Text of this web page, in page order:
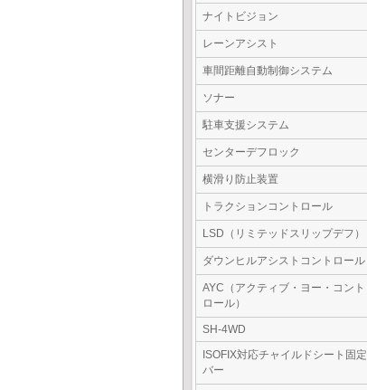
ナイトビジョン
レーンアシスト
車間距離自動制御システム
ソナー
駐車支援システム
センターデフロック
横滑り防止装置
トラクションコントロール
LSD（リミテッドスリップデフ）
ダウンヒルアシストコントロール
AYC（アクティブ・ヨー・コント
ロール）
SH-4WD
ISOFIX対応チャイルドシート固定
バー